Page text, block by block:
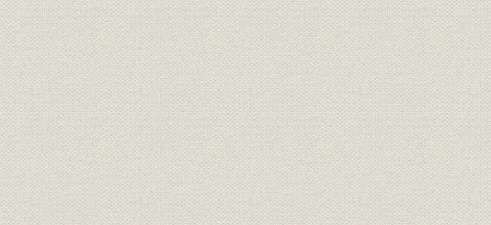
東京駅越しに日本ビルを望む(昭和41年)
三菱商事ビルの開館式(昭和46年)
ブーツの流行は昭和47年冬
京葉港地区の埋立て(昭和47年)
浚渫船〈第一菱和丸〉